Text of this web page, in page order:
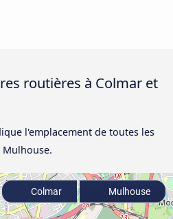
routières à Colmar et
l'emplacement de toutes les
Colmar Mulhouse